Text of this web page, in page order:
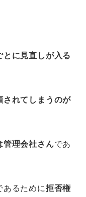
に見直しが入る
されてしまうのが
管理会社さんであ
あるために拒否権